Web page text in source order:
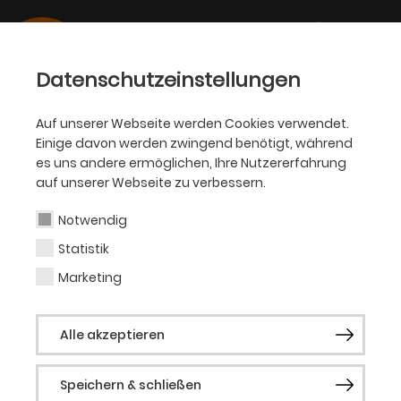
Datenschutzeinstellungen
Auf unserer Webseite werden Cookies verwendet.
Einige davon werden zwingend benötigt, während
es uns andere ermöglichen, Ihre Nutzererfahrung
auf unserer Webseite zu verbessern.
Notwendig
Statistik
Marketing
Alle akzeptieren
Speichern & schließen
04.06.2021 PHILHARMONIKER
Konkrete Solidarität:
Dortmunder Philharmoniker
sammeln weitere 5000 Euro für
gute Zwecke
Bedacht werden das Dortmunder Frauenhaus
sowie die Bunte Schule Dortmund